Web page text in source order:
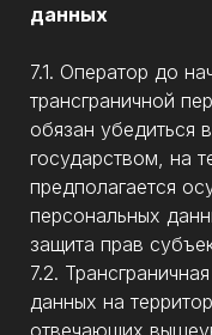
данных
7.1. Оператор до
трансграничной
обязан убедиться
государством, на
предполагается
персональных
защита прав
7.2.
данных на
отвечающих